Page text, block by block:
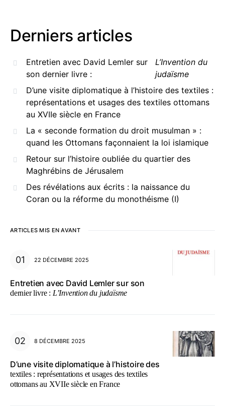
Derniers articles
Entretien avec David Lemler sur
son dernier livre :
L’Invention du
judaïsme
D’une visite diplomatique à l’histoire des textiles :
représentations et usages des textiles ottomans
au XVIIe siècle en France
La « seconde formation du droit musulman » :
quand les Ottomans façonnaient la loi islamique
Retour sur l’histoire oubliée du quartier des
Maghrébins de Jérusalem
Des révélations aux écrits : la naissance du
Coran ou la réforme du monothéisme (I)
ARTICLES MIS EN AVANT
22 DÉCEMBRE 2025
Entretien avec David Lemler sur son
dernier livre : L’Invention du judaïsme
8 DÉCEMBRE 2025
D’une visite diplomatique à l’histoire des
textiles : représentations et usages des textiles
ottomans au XVIIe siècle en France